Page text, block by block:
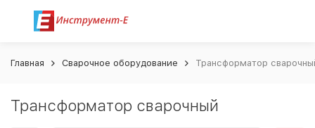
Главная Сварочное оборудование Трансформатор
Трансформатор сварочный